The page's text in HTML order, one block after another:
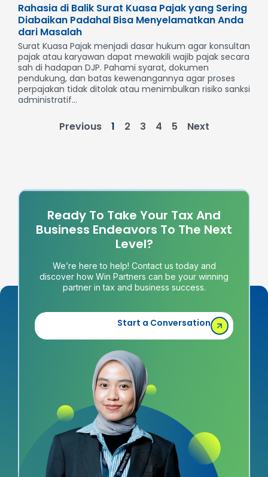
Rahasia di Balik Surat Kuasa Pajak yang Sering
Diabaikan Padahal Bisa Menyelamatkan Anda
dari Masalah
Surat Kuasa Pajak menjadi dasar hukum agar konsultan
pajak atau karyawan dapat mewakili wajib pajak secara
sah di hadapan DJP. Pahami syarat, dokumen
pendukung, dan batas kewenangannya agar proses
perpajakan tidak ditolak atau menimbulkan risiko sanksi
administratif...
Previous 1 2 3 4 5 Next
Ready To Take Your Tax And
Business Endeavors To The Next
Level?
We’re here to help! Contact us today and
discover how Win Partners can be your winning
partner in tax and business success.
Start a Conversation